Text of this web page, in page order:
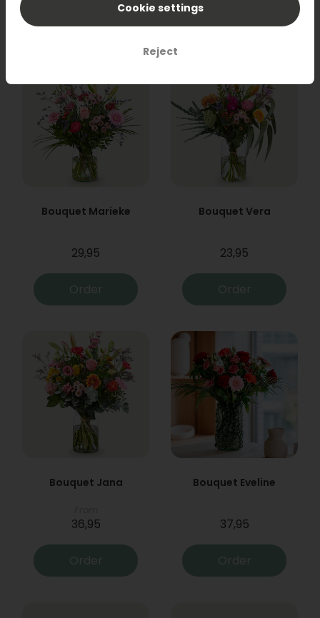
Bouquet Marieke
29,95
Order
Bouquet Vera
23,95
Order
Bouquet Jana
36,95
Order
Bouquet Eveline
37,95
Order
Cookie settings
Reject